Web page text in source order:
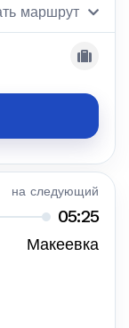
маршрут
на следующий
05:25
Макеевка